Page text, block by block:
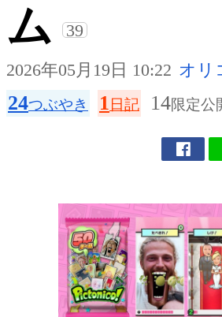
ム
39
2026年05月19日 10:22 オリ
24つぶやき 1 日記 14限定公